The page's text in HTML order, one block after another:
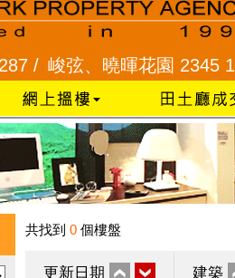
峻弦、曉暉花園 2345 1286 /
共找到 0 個樓盤
更新日期 建築